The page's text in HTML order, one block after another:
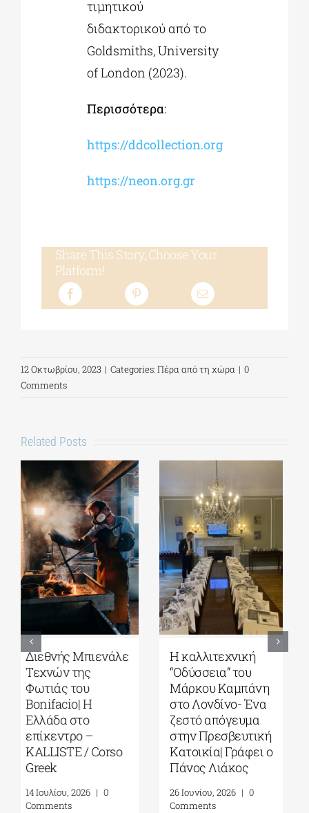
τιμητικού
διδακτορικού από το
Goldsmiths, University
of London (2023).
Περισσότερα:
https://ddcollection.org
https://neon.org.gr
Share This Story, Choose Your
Platform!
12 Οκτωβρίου, 2023 | Categories:Πέρα από τη χώρα | 0
Comments
Related Posts
Το ελληνικό brand
yiayia and friends
γίνεται επίσημος
συνεργάτης του
Gaudí Foundation
στη διεθνή έκθεση
«GAUDÍ: Back to
the Origins»
4 Αυγούστου, 2026
Comments
Το έργο του
Φίλιππου
Θεοδωρίδη «Jeux
des Echos»
παρουσιάζεται
στο Παρίσι| 11 έως
26 Σεπτεμβρίου
2026
20 Ιουλίου, 2026
Comments